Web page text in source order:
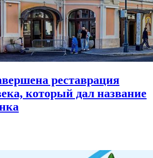
реставрация
который дал название